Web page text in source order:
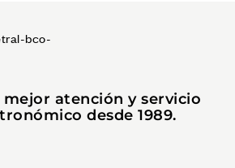
atención y servicio
desde 1989.